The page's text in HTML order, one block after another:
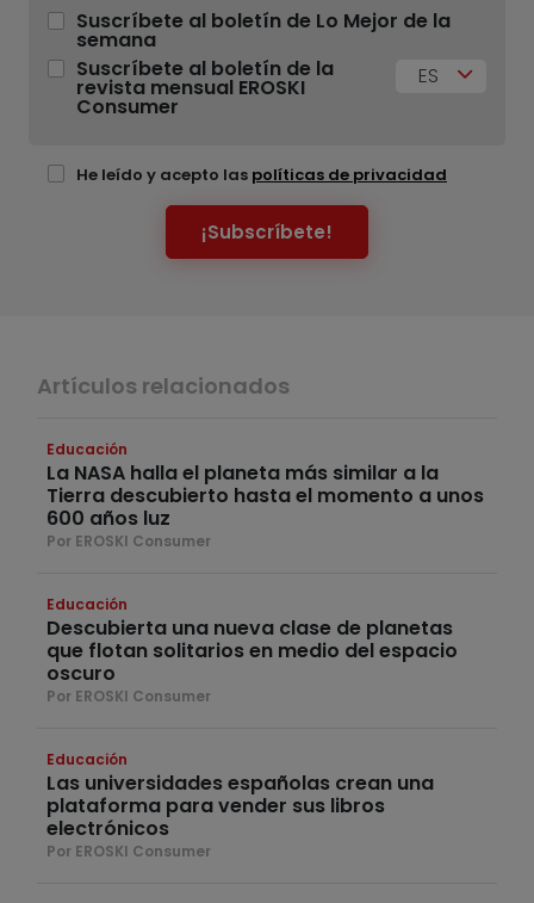
Suscríbete al boletín de Lo Mejor de la
semana
Suscríbete al boletín de la
revista mensual EROSKI
Consumer
ES
He leído y acepto las políticas de privacidad
¡Subscríbete!
Artículos relacionados
Educación
La NASA halla el planeta más similar a la
Tierra descubierto hasta el momento a unos
600 años luz
Por EROSKI Consumer
Educación
Descubierta una nueva clase de planetas
que flotan solitarios en medio del espacio
oscuro
Por EROSKI Consumer
Educación
Las universidades españolas crean una
plataforma para vender sus libros
electrónicos
Por EROSKI Consumer